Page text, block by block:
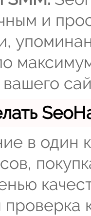
и
в один